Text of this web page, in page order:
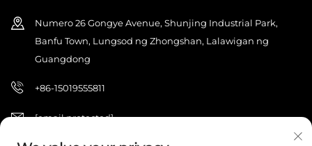
Numero 26 Gongye Avenue, Shunjing Industrial Park,
Banfu Town, Lungsod ng Zhongshan, Lalawigan ng
Guangdong
+86-15019555811
[email protected]